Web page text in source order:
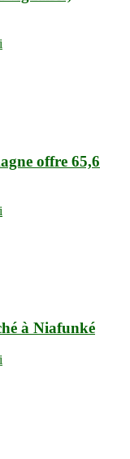
offre 65,6
à Niafunké